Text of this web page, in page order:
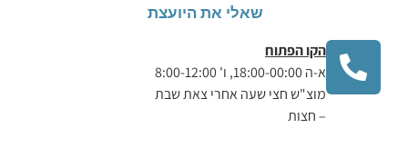
שאלי את היועצת
הקו הפתוח
א-ה 18:00-00:00, ו' 8:00-12:00
מוצ"ש חצי שעה אחרי צאת שבת
– חצות